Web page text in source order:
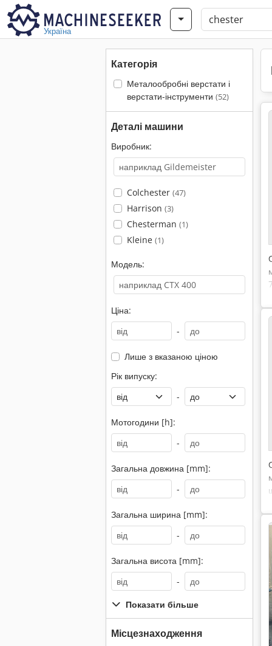
Україна
Категорія
Металообробні верстати і
верстати-інструменти (52)
Деталі машини
Виробник:
Colchester (47)
Harrison (3)
Chesterman (1)
Kleine (1)
Модель:
Ціна:
-
Лише з вказаною ціною
Рік випуску:
-
Мотогодини [h]:
-
Загальна довжина [mm]:
-
Загальна ширина [mm]:
-
Загальна висота [mm]:
-
Показати більше
Місцезнаходження